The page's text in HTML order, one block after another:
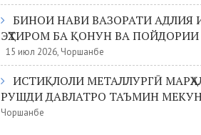
БИНОИ НАВИ ВАЗОРАТИ АДЛИЯ
ЭҲТИРОМ БА ҚОНУН ВА
15 июл 2026, Чоршанбе
ИСТИҚЛОЛИ МЕТАЛЛУРГӢ
РУШДИ ДАВЛАТРО ТАЪМИН
Чоршанбе